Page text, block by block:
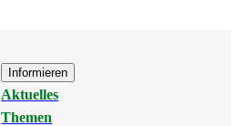
Informieren
Aktuelles
Themen